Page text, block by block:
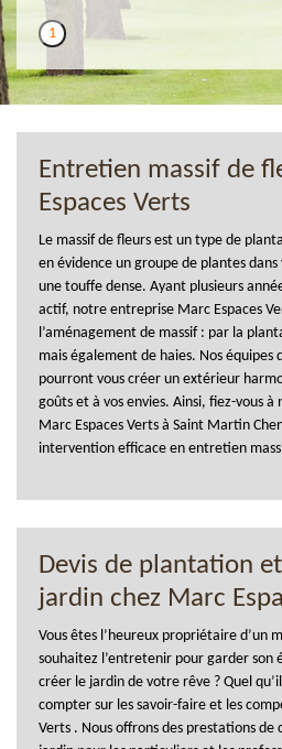
1
Entretien massif de
Espaces Verts
Le massif de fleurs est un type de
en évidence un groupe de plantes
une touffe dense. Ayant plusieurs
actif, notre entreprise Marc Espaces
l’aménagement de massif : par la
mais également de haies. Nos équipes
pourront vous créer un extérieur
goûts et à vos envies. Ainsi, fiez-vous
Marc Espaces Verts à Saint Martin
intervention efficace en entretien
Devis de plantation
jardin chez Marc
Vous êtes l’heureux propriétaire d’un
souhaitez l’entretenir pour garder son
créer le jardin de votre rêve ? Quel
compter sur les savoir-faire et les
Verts . Nous offrons des prestations